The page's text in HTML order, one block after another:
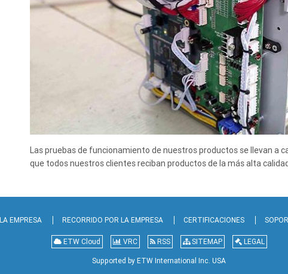
Las pruebas de funcionamiento de nuestros productos se llevan a
que todos nuestros clientes reciban productos de la más alta
LA EMPRESA RECORRIDO POR LA EMPRESA CERTIFICACIONES
ETW Cloud VRC RSS SITEMAP LEGAL
Supported by ETW International Inc. USA